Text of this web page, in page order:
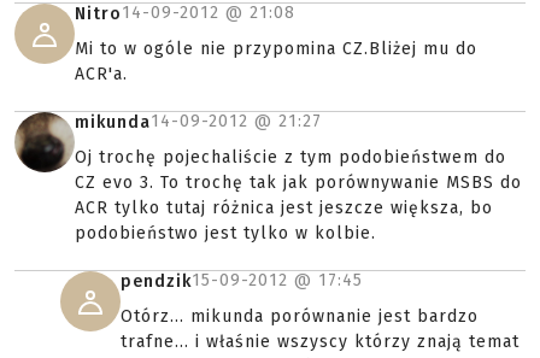
Nitro14-09-2012 @ 21:08
Mi to w ogóle nie przypomina CZ.Bliżej mu do
ACR'a.
mikunda14-09-2012 @ 21:27
Oj trochę pojechaliście z tym podobieństwem do
CZ evo 3. To trochę tak jak porównywanie MSBS do
ACR tylko tutaj różnica jest jeszcze większa, bo
podobieństwo jest tylko w kolbie.
pendzik15-09-2012 @ 17:45
Otórz... mikunda porównanie jest bardzo
trafne... i właśnie wszyscy którzy znają temat